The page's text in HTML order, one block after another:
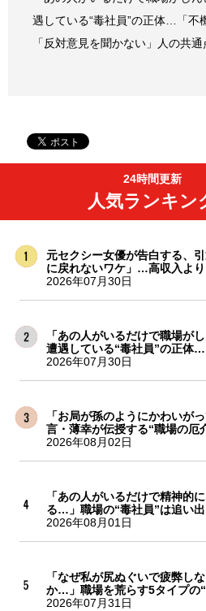
遇している“毒社員”の正体…「不
「反対意見を聞かない」人の共
24時間更新
人気ランキン
元セクシー女優が告白する、
に戻れないワケ」…高収入よ
2026年07月30日
「あの人がいるだけで職場が
遭遇している“毒社員”の正体
2026年07月30日
「お局が孫のようにかわいが
言・薄幸が伝授する“職場の厄
2026年08月02日
「あの人がいるだけで精神的
る…」職場の“毒社員”は追い
2026年08月01日
「なぜ私が尻ぬぐいで疲弊し
か…」職場を荒らす5タイプの
2026年07月31日